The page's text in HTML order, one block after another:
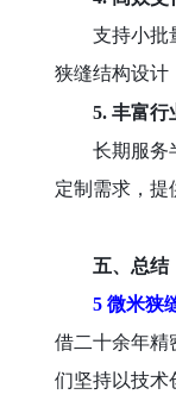
支持小批
狭缝结构设计
5. 丰富行
长期服务
定制需求，提
五、总结
5 微米狭
借二十余年精
们坚持以技术